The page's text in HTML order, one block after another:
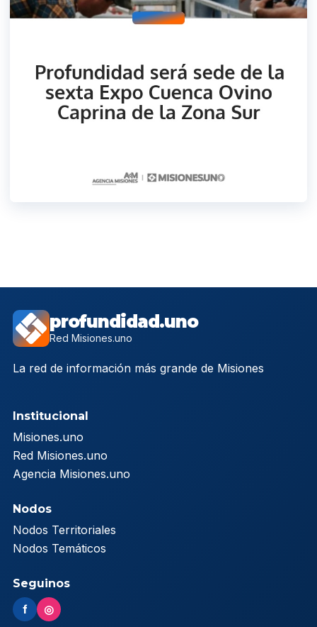
profundidad.uno
Red Misiones.uno
La red de información más grande de Misiones
Institucional
Misiones.uno
Red Misiones.uno
Agencia Misiones.uno
Nodos
Nodos Territoriales
Nodos Temáticos
Seguinos
f ◎